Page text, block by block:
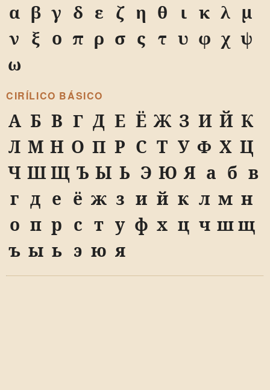
α β γ δ ε ζ η θ ι κ λ μ
ν ξ ο π ρ σ ς τ υ φ χ ψ
ω
CIRÍLICO BÁSICO
А Б В Г Д Е Ё Ж З И Й К
Л М Н О П Р С Т У Ф Х Ц
Ч Ш Щ Ъ Ы Ь Э Ю Я а б в
г д е ё ж з и й к л м н
о п р с т у ф х ц ч шщ
ъ ы ь э ю я